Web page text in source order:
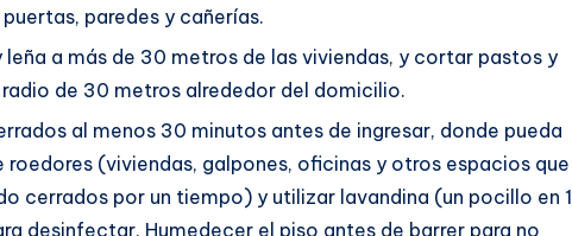
paredes y cañerías.
a más de 30 metros de las viviendas, y cortar pastos y
de 30 metros alrededor del domicilio.
al menos 30 minutos antes de ingresar, donde pueda
roedores (viviendas, galpones, oficinas y otros espacios que
cerrados por un tiempo) y utilizar lavandina (un pocillo en 1
desinfectar. Humedecer el piso antes de barrer para no